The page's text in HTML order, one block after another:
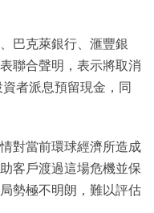
巴克萊銀行、滙豐銀
聯合聲明，表示將取消
者派息預留現金，同
對當前環球經濟所造成
客戶渡過這場危機並保
勢極不明朗，難以評估